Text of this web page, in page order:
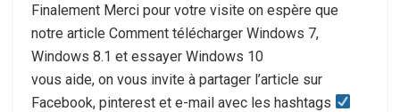
Finalement Merci pour votre visite on espère que
notre article Comment télécharger Windows 7,
Windows 8.1 et essayer Windows 10
vous aide, on vous invite à partager l’article sur
Facebook, pinterest et e-mail avec les hashtags